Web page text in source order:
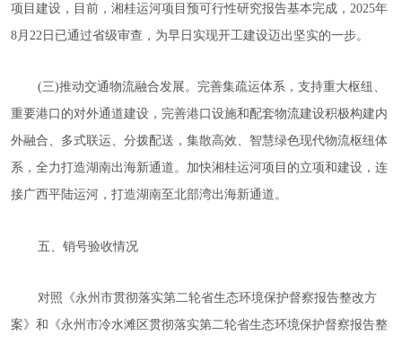
项目建设，目前，湘桂运河项目预可行性研究报告基本完成，2025年
8月22日已通过省级审查，为早日实现开工建设迈出坚实的一步。
(三)推动交通物流融合发展。完善集疏运体系，支持重大枢纽、
重要港口的对外通道建设，完善港口设施和配套物流建设积极构建内
外融合、多式联运、分拨配送，集散高效、智慧绿色现代物流枢纽体
系，全力打造湖南出海新通道。加快湘桂运河项目的立项和建设，连
接广西平陆运河，打造湖南至北部湾出海新通道。
五、 销号验收情况
对照《永州市贯彻落实第二轮省生态环境保护督察报告整改方
案》和《永州市冷水滩区贯彻落实第二轮省生态环境保护督察报告整